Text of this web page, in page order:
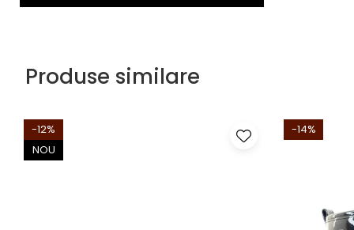
Produse similare
-12%
NOU
-14%